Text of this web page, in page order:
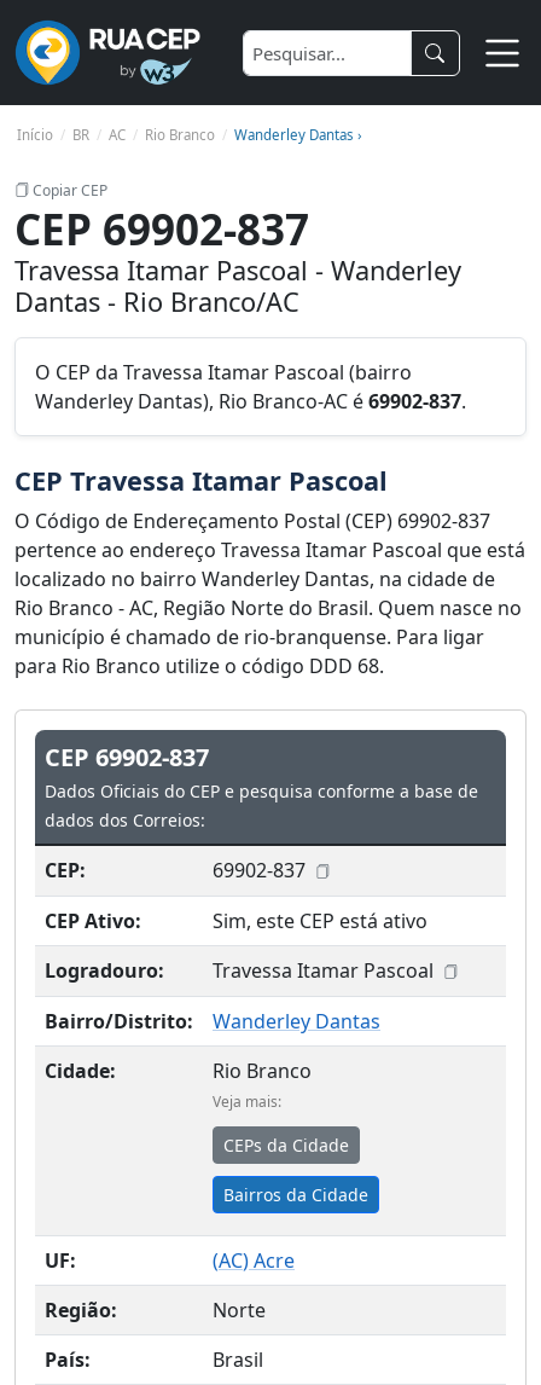
Início BR AC Rio Branco Wanderley Dantas ›
Copiar CEP
CEP 69902-837
Travessa Itamar Pascoal - Wanderley
Dantas - Rio Branco/AC
O CEP da Travessa Itamar Pascoal (bairro
Wanderley Dantas), Rio Branco-AC é69902-837.
CEP Travessa Itamar Pascoal
O Código de Endereçamento Postal (CEP) 69902-837
pertence ao endereço Travessa Itamar Pascoal que está
localizado no bairro Wanderley Dantas, na cidade de
Rio Branco - AC, Região Norte do Brasil. Quem nasce no
município é chamado de rio-branquense. Para ligar
para Rio Branco utilize o código DDD 68.
CEP 69902-837
Dados Oficiais do CEP e pesquisa conforme a base de
dados dos Correios:
CEP:
69902-837
CEP Ativo:
Sim, este CEP está ativo
Logradouro:
Travessa Itamar Pascoal
Bairro/Distrito:
Wanderley Dantas
Cidade:
Rio Branco
Veja mais:
CEPs da Cidade
Bairros da Cidade
UF: (AC) Acre
Região:
Norte
País:
Brasil